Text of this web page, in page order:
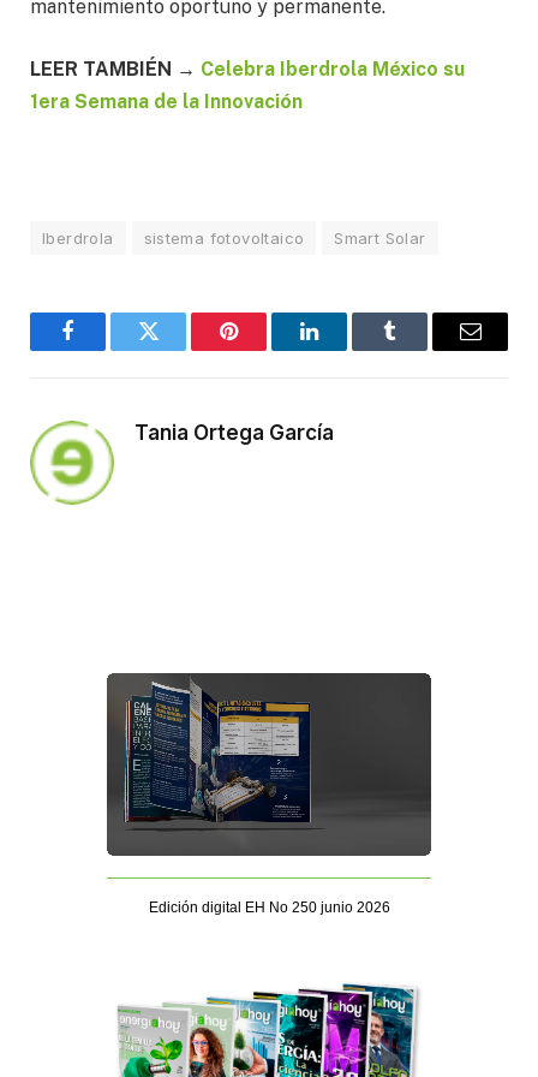
mantenimiento oportuno y permanente.
LEER TAMBIÉN → Celebra Iberdrola México su
1era Semana de la Innovación
Iberdrola sistema fotovoltaico Smart Solar
FacebookTwitter Pinterest LinkedInTumblr Email
Tania Ortega García
Edición digital EH No 250 junio 2026